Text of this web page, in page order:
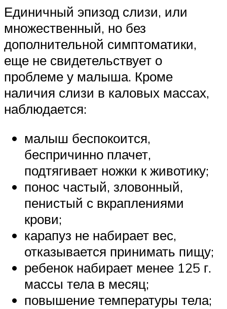
Единичный эпизод слизи, или
множественный, но без
дополнительной симптоматики,
еще не свидетельствует о
проблеме у малыша. Кроме
наличия слизи в каловых массах,
наблюдается:
малыш беспокоится,
беспричинно плачет,
подтягивает ножки к животику;
понос частый, зловонный,
пенистый с вкраплениями
крови;
карапуз не набирает вес,
отказывается принимать пищу;
ребенок набирает менее 125 г.
массы тела в месяц;
повышение температуры тела;